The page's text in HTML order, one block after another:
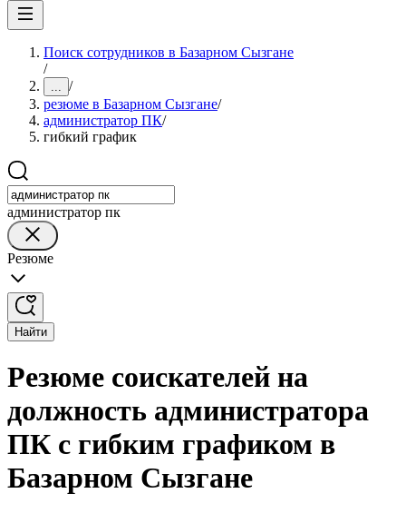
Поиск сотрудников в Базарном Сызгане
/
... /
резюме в Базарном Сызгане/
администратор ПК/
гибкий график
администратор пк
Резюме
Найти
Резюме соискателей на
должность администратора
ПК с гибким графиком в
Базарном Сызгане